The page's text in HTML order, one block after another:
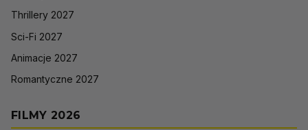
Thrillery 2027
Sci-Fi 2027
Animacje 2027
Romantyczne 2027
FILMY 2026